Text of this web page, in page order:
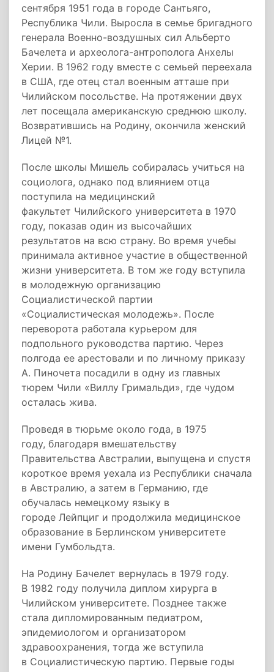
сентября 1951 года в городе Сантьяго,
Республика Чили. Выросла в семье бригадного
генерала Во­ен­но-воз­душ­ных сил Альберто
Бачелета и археолога-антрополога Анхелы
Херии. В 1962 году вместе с семьей переехала
в США, где отец стал военным атташе при
Чилийском посольстве. На протяжении двух
лет посещала американскую среднюю школу.
Возвратившись на Родину, окончила женский
Лицей №1.
После школы Мишель собиралась учиться на
социолога, однако под влиянием отца
поступила на медицинский
факультет Чилийского университета в 1970
году, показав один из высочайших
результатов на всю страну. Во время учебы
принимала активное участие в общественной
жизни университета. В том же году вступила
в молодежную организацию
Социалистической партии
«Социалистическая молодежь». После
переворота работала курьером для
подпольного руководства партию. Через
полгода ее арестовали и по личному приказу
А. Пиночета посадили в одну из главных
тюрем Чили «Виллу Гримальди», где чудом
осталась жива.
Проведя в тюрьме около года, в 1975
году, благодаря вмешательству
Правительства Австралии, выпущена и спустя
короткое время уехала из Республики сначала
в Австралию, а затем в Германию, где
обучалась немецкому языку в
городе Лейпциг и продолжила медицинское
образование в Берлинском университете
имени Гумбольдта.
На Родину Бачелет вернулась в 1979 году.
В 1982 году получила диплом хирурга в
Чилийском университете. Позднее также
стала дипломированным педиатром,
эпидемиологом и организатором
здравоохранения, тогда же вступила
в Социалистическую партию. Первые годы